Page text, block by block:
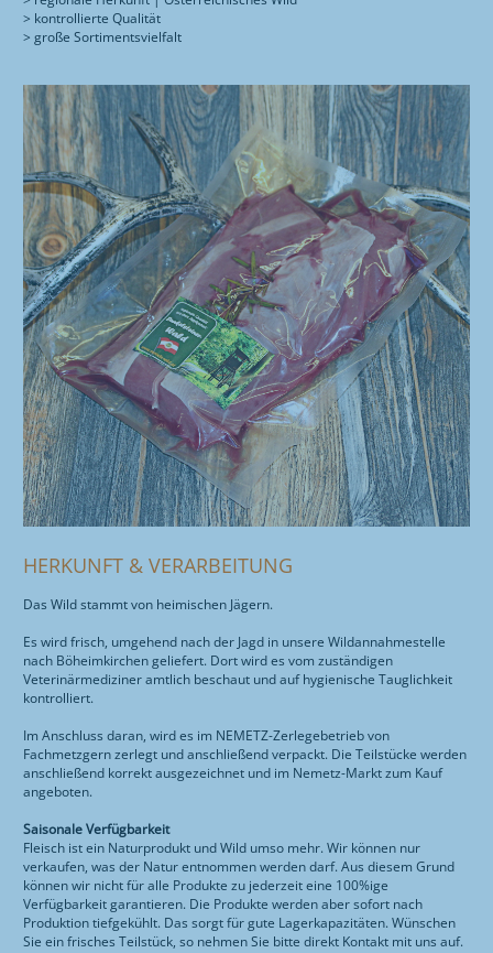
> kontrollierte Qualität
> große Sortimentsvielfalt
HERKUNFT & VERARBEITUNG
Das Wild stammt von heimischen Jägern.
Es wird frisch, umgehend nach der Jagd in unsere Wildannahmestelle
nach Böheimkirchen geliefert. Dort wird es vom zuständigen
Veterinärmediziner amtlich beschaut und auf hygienische Tauglichkeit
kontrolliert.
Im Anschluss daran, wird es im NEMETZ-Zerlegebetrieb von
Fachmetzgern zerlegt und anschließend verpackt. Die Teilstücke werden
anschließend korrekt ausgezeichnet und im Nemetz-Markt zum Kauf
angeboten.
Saisonale Verfügbarkeit
Fleisch ist ein Naturprodukt und Wild umso mehr. Wir können nur
verkaufen, was der Natur entnommen werden darf. Aus diesem Grund
können wir nicht für alle Produkte zu jederzeit eine 100%ige
Verfügbarkeit garantieren. Die Produkte werden aber sofort nach
Produktion tiefgekühlt. Das sorgt für gute Lagerkapazitäten. Wünschen
Sie ein frisches Teilstück, so nehmen Sie bitte direkt Kontakt mit uns auf.